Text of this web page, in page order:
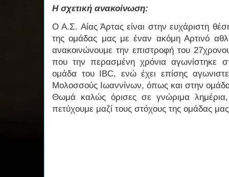
Η σχετική ανακοίνωση:
Ο Α.Σ. Αίας Άρτας είναι στην ευχάριστη
της ομάδας μας με έναν ακόμη Αρτινό
ανακοινώνουμε την επιστροφή του
που την περασμένη χρόνια αγωνίστηκε
ομάδα του IBC, ενώ έχει επίσης
Μολοσσούς Ιωαννίνων, όπως και στην
Θωμά καλώς όρισες σε γνώριμα
πετύχουμε μαζί τους στόχους της ομάδας